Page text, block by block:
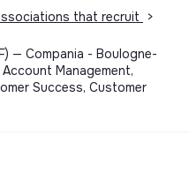
that recruit
>
— Compania - Boulogne-
Management,
Success, Customer